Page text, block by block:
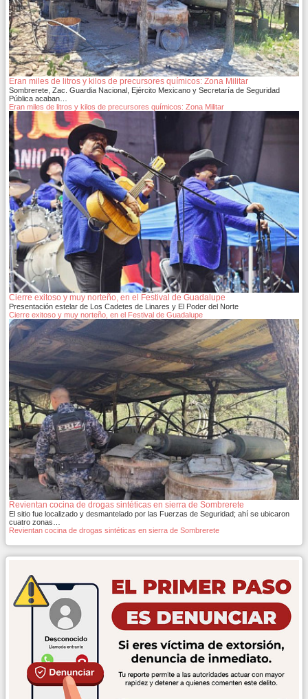
Eran miles de litros y kilos de precursores químicos: Zona Militar
Sombrerete, Zac. Guardia Nacional, Ejército Mexicano y Secretaría de Seguridad
Pública acaban…
Eran miles de litros y kilos de precursores químicos: Zona Militar
Cierre exitoso y muy norteño, en el Festival de Guadalupe
Presentación estelar de Los Cadetes de Linares y El Poder del Norte
Cierre exitoso y muy norteño, en el Festival de Guadalupe
Revientan cocina de drogas sintéticas en sierra de Sombrerete
El sitio fue localizado y desmantelado por las Fuerzas de Seguridad; ahí se ubicaron
cuatro zonas…
Revientan cocina de drogas sintéticas en sierra de Sombrerete